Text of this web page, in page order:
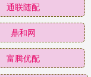
通联随配
鼎和网
富腾优配